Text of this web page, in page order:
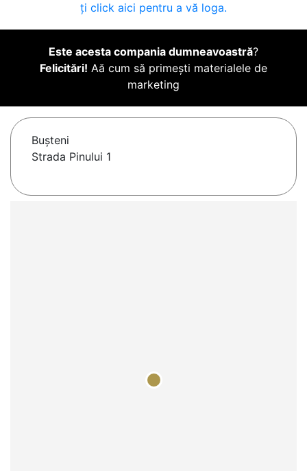
ți click aici pentru a vă loga.
Este acesta compania dumneavoastră?
Felicitări! Aă cum să primești materialele de
marketing
Buşteni
Strada Pinului 1